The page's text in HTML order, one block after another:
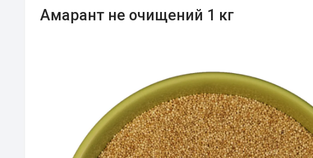
Амарант не очищений 1 кг